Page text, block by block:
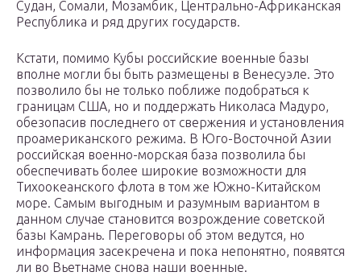
Судан, Сомали, Мозамбик, Центрально-Африканская
Республика и ряд других государств.
Кстати, помимо Кубы российские военные базы
вполне могли бы быть размещены в Венесуэле. Это
позволило бы не только поближе подобраться к
границам США, но и поддержать Николаса Мадуро,
обезопасив последнего от свержения и установления
проамериканского режима. В Юго-Восточной Азии
российская военно-морская база позволила бы
обеспечивать более широкие возможности для
Тихоокеанского флота в том же Южно-Китайском
море. Самым выгодным и разумным вариантом в
данном случае становится возрождение советской
базы Камрань. Переговоры об этом ведутся, но
информация засекречена и пока непонятно, появятся
ли во Вьетнаме снова наши военные.